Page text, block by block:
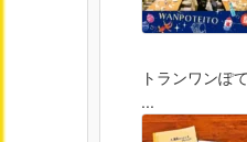
トランワンぽ
...